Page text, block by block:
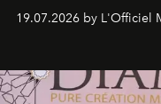
programmation
rendez-vous avec
19.07.2026 by L'Officiel